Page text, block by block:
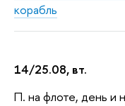
корабль
14/25.08, вт.
П. на флоте, день и